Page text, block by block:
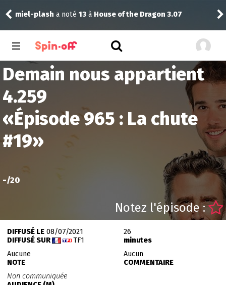
miel-plash a noté 13 à House of the Dragon 3.07
Demain nous appartient
4.259
«Épisode 965 : La chute
#19»
-/20
Notez l'épisode :
DIFFUSÉ LE08/07/2021
DIFFUSÉ SUR
TF1
26
minutes
Aucune
NOTE
Aucun
COMMENTAIRE
Non communiquée